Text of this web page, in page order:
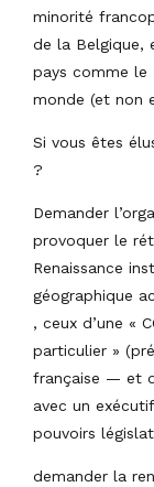
minorité
de la Belgique,
pays comme le
monde (et non
Si vous êtes
?
Demander
provoquer le
Renaissance
géographique
, ceux d’une «
particulier »
française — et
avec un
pouvoirs
demander la